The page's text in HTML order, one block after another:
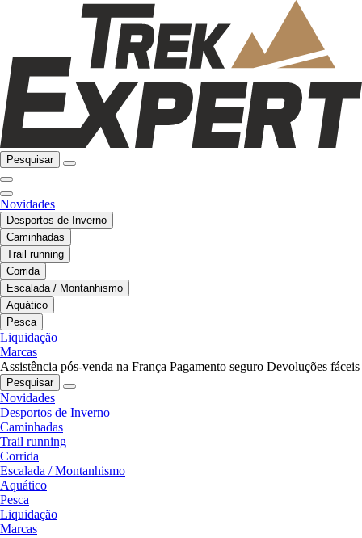
Pesquisar
Novidades
Desportos de Inverno
Caminhadas
Trail running
Corrida
Escalada / Montanhismo
Aquático
Pesca
Liquidação
Marcas
Assistência pós-venda na França Pagamento seguro Devoluções fáceis
Pesquisar
Novidades
Desportos de Inverno
Caminhadas
Trail running
Corrida
Escalada / Montanhismo
Aquático
Pesca
Liquidação
Marcas